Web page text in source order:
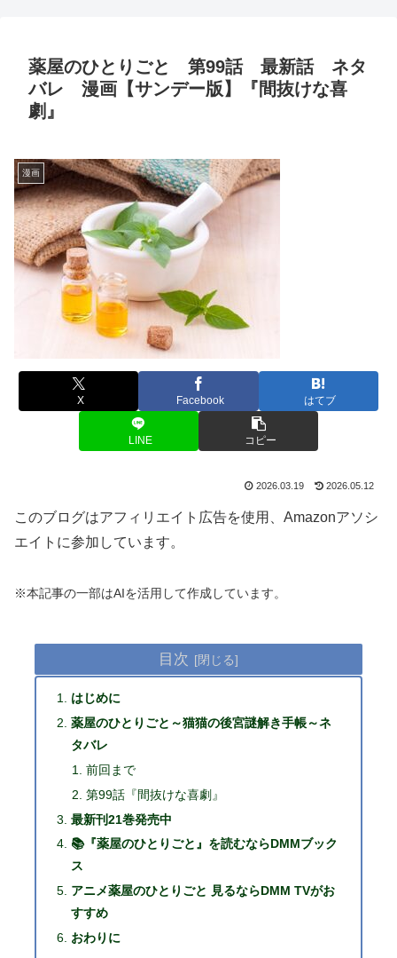
薬屋のひとりごと 第99話 最新話 ネタ
バレ 漫画【サンデー版】『間抜けな喜
劇』
漫画
X Facebook はてブ
LINE コピー
2026.03.19 2026.05.12
このブログはアフィリエイト広告を使用、Amazonアソシ
エイトに参加しています。
※本記事の一部はAIを活用して作成しています。
目次
はじめに
薬屋のひとりごと～猫猫の後宮謎解き手帳～ネ
タバレ
前回まで
第99話『間抜けな喜劇』
最新刊21巻発売中
📚『薬屋のひとりごと』を読むならDMMブック
ス
アニメ薬屋のひとりごと 見るならDMM TVがお
すすめ
おわりに